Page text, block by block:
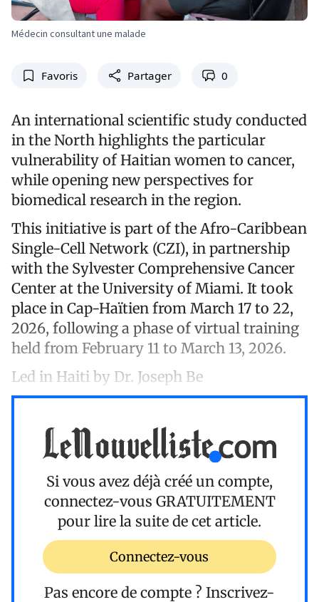
Médecin consultant une malade
Favoris Partager 0
An international scientific study conducted
in the North highlights the particular
vulnerability of Haitian women to cancer,
while opening new perspectives for
biomedical research in the region.
This initiative is part of the Afro-Caribbean
Single-Cell Network (CZI), in partnership
with the Sylvester Comprehensive Cancer
Center at the University of Miami. It took
place in Cap-Haïtien from March 17 to 22,
2026, following a phase of virtual training
held from February 11 to March 13, 2026.
Led in Haiti by Dr. Joseph Be
Si vous avez déjà créé un compte,
connectez-vous GRATUITEMENT
pour lire la suite de cet article.
Connectez-vous
Pas encore de compte ? Inscrivez-